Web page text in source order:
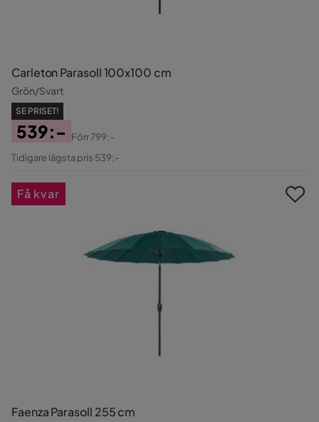
Carleton Parasoll 100x100 cm
Grön/Svart
SE PRISET!
Pris
539:-
Original
Förr799:-
Tidigare lägsta pris 539:-
Faenza Parasoll 255 cm
Få kvar